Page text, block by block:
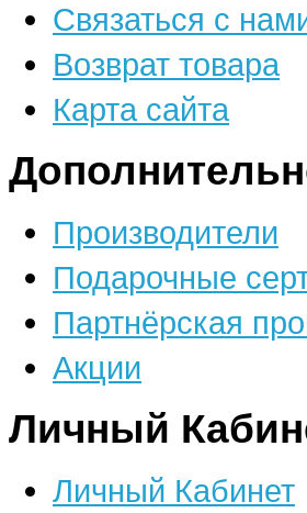
Связаться с
Возврат товара
Карта сайта
Производители
Подарочные
Партнёрская
Акции
Личный
Личный Кабинет